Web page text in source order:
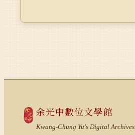
余光中數位文學館
Kwang-Chung Yu's Digital Archives